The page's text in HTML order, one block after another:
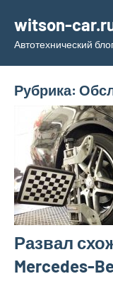
содержимому
witson-
Автотехнический
Рубрика:
Развал
Mercedes-